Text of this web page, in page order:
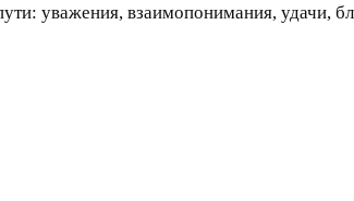
уважения, взаимопонимания, удачи,